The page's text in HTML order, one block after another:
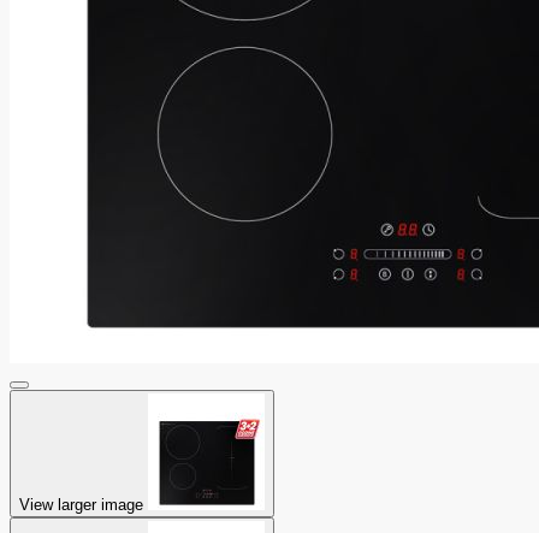
View larger image